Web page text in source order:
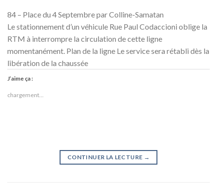
84 – Place du 4 Septembre par Colline-Samatan
Le stationnement d’un véhicule Rue Paul Codaccioni oblige la
RTM à interrompre la circulation de cette ligne
momentanément. Plan de la ligne Le service sera rétabli dès la
libération de la chaussée
J’aime ça :
chargement…
CONTINUER LA LECTURE →